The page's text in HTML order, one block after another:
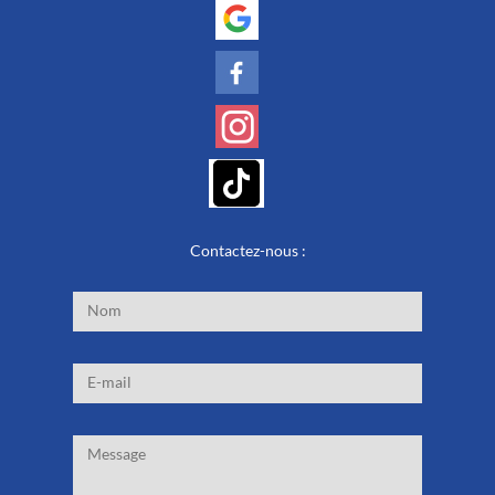
Contactez-nous :